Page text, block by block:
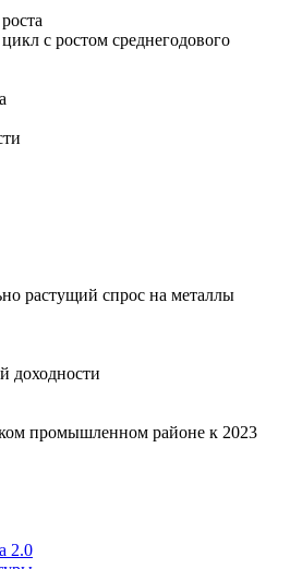
с ростом среднегодового
растущий спрос на металлы
доходности
промышленном районе к 2023
2.0